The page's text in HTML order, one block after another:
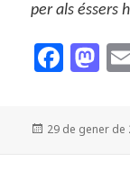
per als éssers
F
c
e
M
to
d
Publicat
29 de gener de